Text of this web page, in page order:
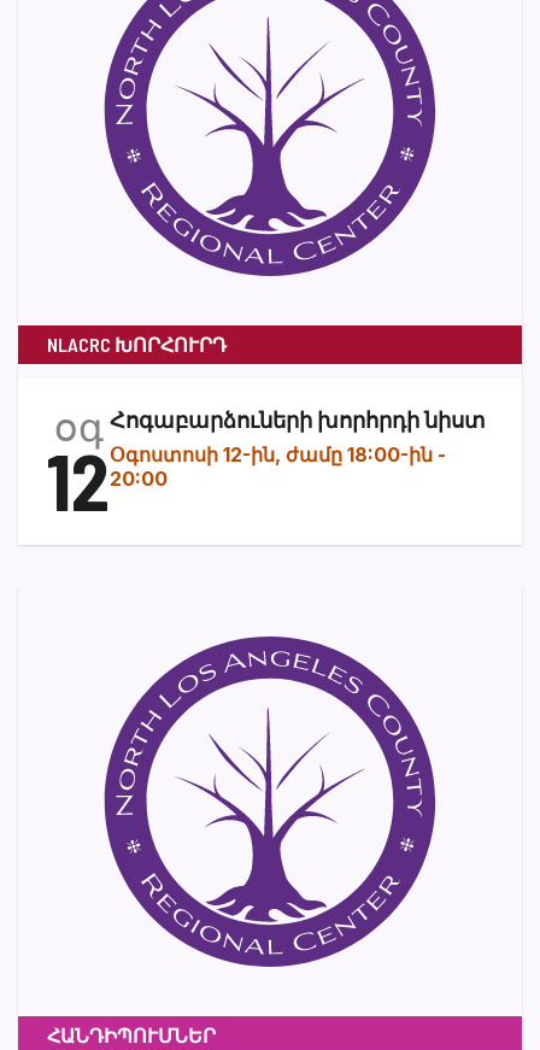
NLACRC ԽՈՐՀՈՒՐԴ
օգ
12
Հոգաբարձուների խորհրդի նիստ
Օգոստոսի 12-ին, ժամը 18:00-ին -
20:00
ՀԱՆԴԻՊՈՒՄՆԵՐ